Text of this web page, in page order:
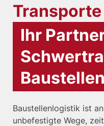
Ihr
Baustellenlogistik ist
unbefestigte Wege,